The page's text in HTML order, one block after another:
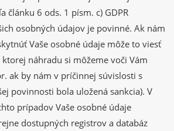
článku 6 ods. 1 písm. c) GDPR
osobných údajov je povinné. Ak nám
Vaše osobné údaje môže to viesť
náhradu si môžeme voči Vám
ak by nám v príčinnej súvislosti s
povinnosti bola uložená sankcia). V
prípadov Vaše osobné údaje
dostupných registrov a databáz